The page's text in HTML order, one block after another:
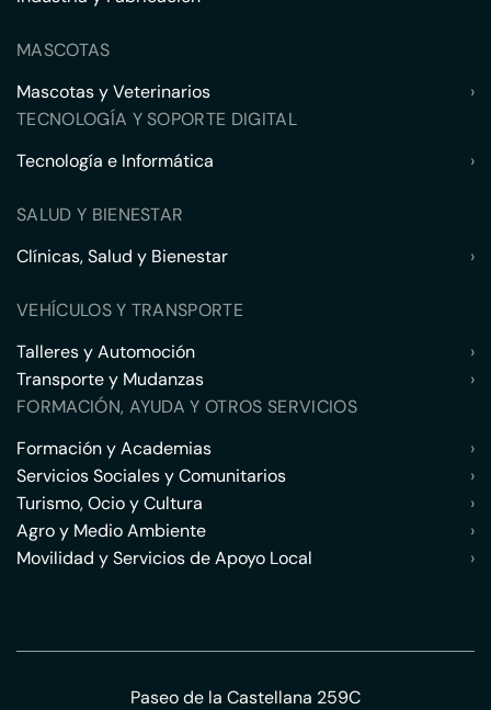
MASCOTAS
Mascotas y Veterinarios
›
TECNOLOGÍA Y SOPORTE DIGITAL
Tecnología e Informática
›
SALUD Y BIENESTAR
Clínicas, Salud y Bienestar
›
VEHÍCULOS Y TRANSPORTE
Talleres y Automoción
›
Transporte y Mudanzas
›
FORMACIÓN, AYUDA Y OTROS SERVICIOS
Formación y Academias
›
Servicios Sociales y Comunitarios
›
Turismo, Ocio y Cultura
›
Agro y Medio Ambiente
›
Movilidad y Servicios de Apoyo Local
›
Paseo de la Castellana 259C